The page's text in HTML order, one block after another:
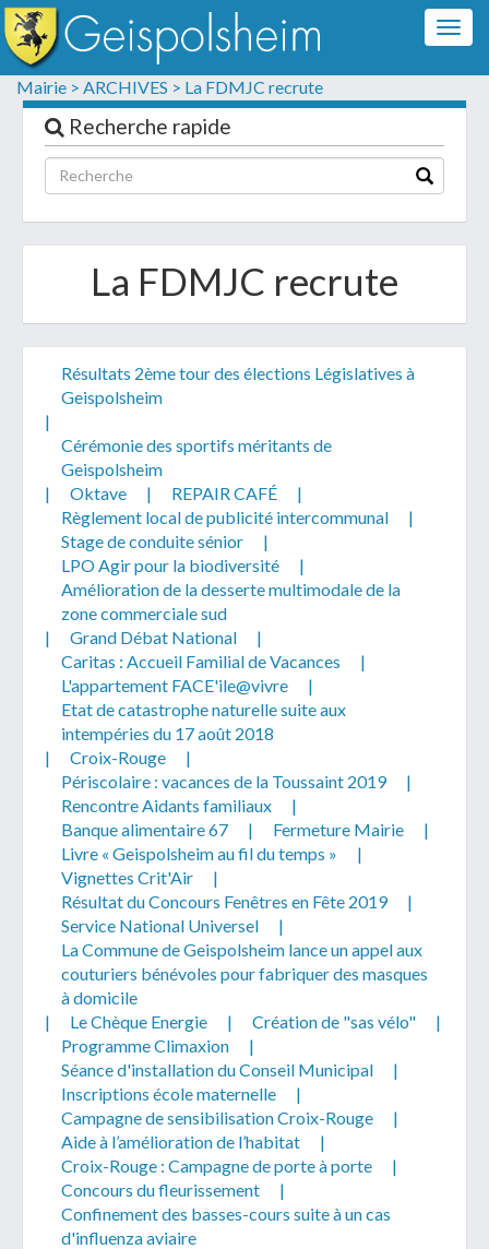
Mairie > ARCHIVES > La FDMJC recrute
Recherche rapide
La FDMJC recrute
Résultats 2ème tour des élections Législatives à
Geispolsheim
|
Cérémonie des sportifs méritants de
Geispolsheim
|
Oktave | REPAIR CAFÉ
|
Règlement local de publicité intercommunal
|
Stage de conduite sénior
|
LPO Agir pour la biodiversité
|
Amélioration de la desserte multimodale de la
zone commerciale sud
|
Grand Débat National
|
Caritas : Accueil Familial de Vacances
|
L'appartement FACE'ile@vivre
|
Etat de catastrophe naturelle suite aux
intempéries du 17 août 2018
|
Croix-Rouge
|
Périscolaire : vacances de la Toussaint 2019
|
Rencontre Aidants familiaux
|
Banque alimentaire 67
| Fermeture Mairie
|
Livre « Geispolsheim au fil du temps »
|
Vignettes Crit'Air
|
Résultat du Concours Fenêtres en Fête 2019
|
Service National Universel
|
La Commune de Geispolsheim lance un appel aux
couturiers bénévoles pour fabriquer des masques
à domicile
|
Le Chèque Energie | Création de "sas vélo"
|
Programme Climaxion
|
Séance d'installation du Conseil Municipal
|
Inscriptions école maternelle
|
Campagne de sensibilisation Croix-Rouge
|
Aide à l’amélioration de l’habitat
|
Croix-Rouge : Campagne de porte à porte
|
Concours du fleurissement
|
Confinement des basses-cours suite à un cas
d'influenza aviaire
Formulaire de contact
Les champs suivis d'un * sont obligatoires
Informations personnelles
Votre demande :
Télécharger votre fichier
Uniquement PDF (.pdf), JPEG (.jpeg / .jpg) ou
document WORD (.doc, .docx)
NON
En soumettant ce formulaire, j'accepte
que mes données personnelles soient traitées par la
Mairie de Geispolsheim.